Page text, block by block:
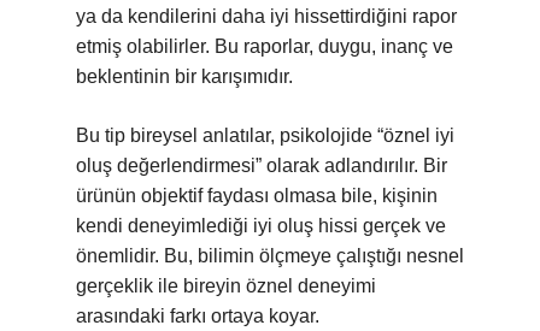
ya da kendilerini daha iyi hissettirdiğini rapor
etmiş olabilirler. Bu raporlar, duygu, inanç ve
beklentinin bir karışımıdır.
Bu tip bireysel anlatılar, psikolojide “öznel iyi
oluş değerlendirmesi” olarak adlandırılır. Bir
ürünün objektif faydası olmasa bile, kişinin
kendi deneyimlediği iyi oluş hissi gerçek ve
önemlidir. Bu, bilimin ölçmeye çalıştığı nesnel
gerçeklik ile bireyin öznel deneyimi
arasındaki farkı ortaya koyar.